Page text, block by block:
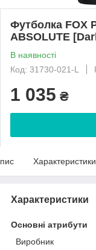
Футболка FOX
ABSOLUTE
В наявності
Код: 31730-021-L
1 035 ₴
Характеристики
Характеристики
Основні атрибути
Виробник